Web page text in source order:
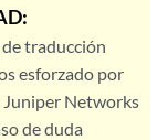
traducción
esforzado por
Juniper Networks
de duda